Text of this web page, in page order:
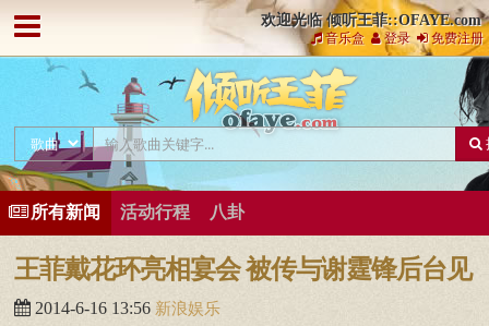
欢迎光临 倾听王菲::OFAYE.com
音乐盒 登录 免费注册
所有新闻 活动行程 八卦
王菲戴花环亮相宴会 被传与谢霆锋后台见
2014-6-16 13:56 新浪娱乐